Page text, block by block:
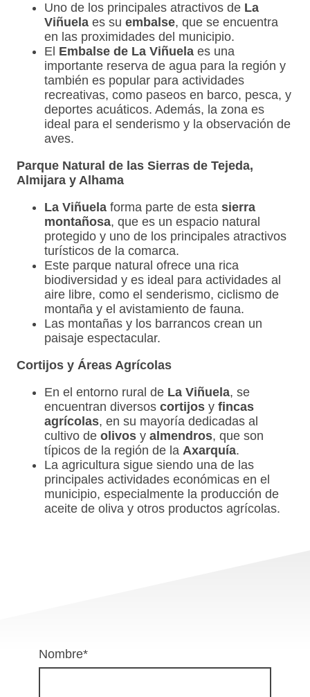
Uno de los principales atractivos de La
Viñuela es su embalse, que se encuentra
en las proximidades del municipio.
El Embalse de La Viñuela es una
importante reserva de agua para la región y
también es popular para actividades
recreativas, como paseos en barco, pesca, y
deportes acuáticos. Además, la zona es
ideal para el senderismo y la observación de
aves.
Parque Natural de las Sierras de Tejeda,
Almijara y Alhama
La Viñuela forma parte de esta sierra
montañosa, que es un espacio natural
protegido y uno de los principales atractivos
turísticos de la comarca.
Este parque natural ofrece una rica
biodiversidad y es ideal para actividades al
aire libre, como el senderismo, ciclismo de
montaña y el avistamiento de fauna.
Las montañas y los barrancos crean un
paisaje espectacular.
Cortijos y Áreas Agrícolas
En el entorno rural de La Viñuela, se
encuentran diversos cortijos y fincas
agrícolas, en su mayoría dedicadas al
cultivo de olivos y almendros, que son
típicos de la región de la Axarquía.
La agricultura sigue siendo una de las
principales actividades económicas en el
municipio, especialmente la producción de
aceite de oliva y otros productos agrícolas.
Nombre*